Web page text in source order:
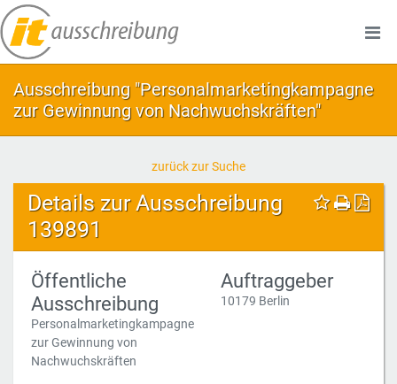
Ausschreibung "Personalmarketingkampagne
zur Gewinnung von Nachwuchskräften"
zurück zur Suche
Details zur Ausschreibung
139891
Öffentliche
Ausschreibung
Personalmarketingkampagne
zur Gewinnung von
Nachwuchskräften
Auftraggeber
10179 Berlin